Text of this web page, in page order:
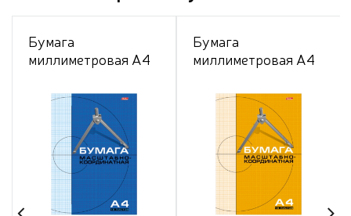
Бумага
миллиметровая А4
сетка)
Бумага
миллиметровая А4
сетка)